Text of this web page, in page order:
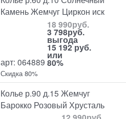
Камень Жемчуг Циркон иск
арт: 064889
18 990руб.
3 798руб.
выгода
15 192 руб.
или
80%
Скидка 80%
Колье р.90 д.15 Жемчуг
Барокко Розовый Хрусталь